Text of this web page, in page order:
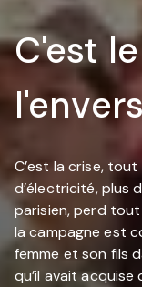
C'est
C’est la crise, tout
d’électricité, plus
parisien, perd
la campagne est
femme et son fils
qu’il avait